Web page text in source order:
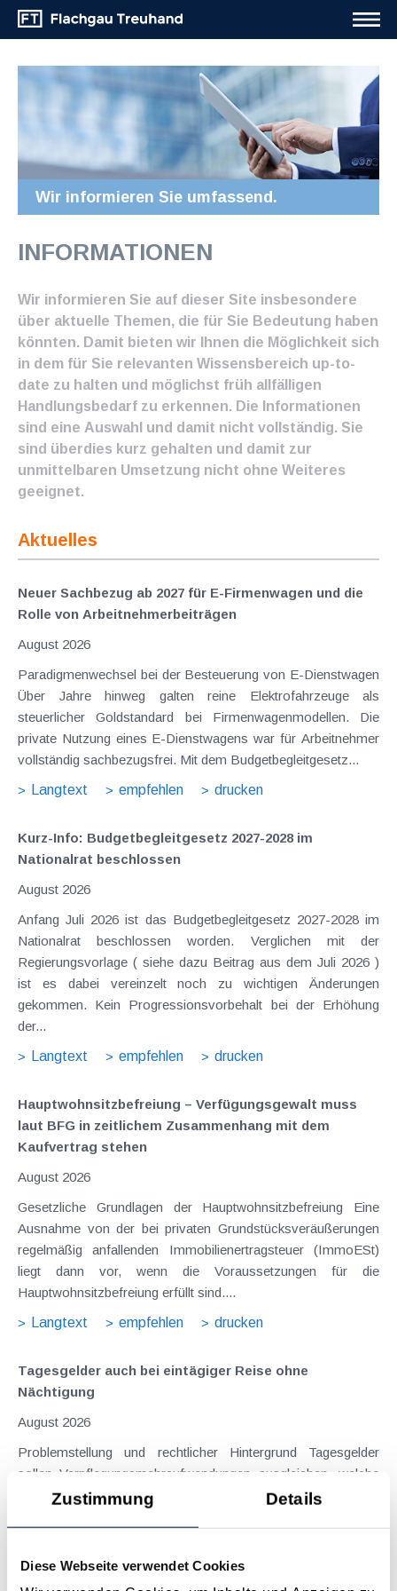
Zustimmung Details
Diese Webseite verwendet Cookies
Wir informieren Sie umfassend.
INFORMATIONEN
Wir informieren Sie auf dieser Site insbesondere
über aktuelle Themen, die für Sie Bedeutung haben
könnten. Damit bieten wir Ihnen die Möglichkeit sich
in dem für Sie relevanten Wissensbereich up-to-
date zu halten und möglichst früh allfälligen
Handlungsbedarf zu erkennen. Die Informationen
sind eine Auswahl und damit nicht vollständig. Sie
sind überdies kurz gehalten und damit zur
unmittelbaren Umsetzung nicht ohne Weiteres
geeignet.
Aktuelles
Neuer Sachbezug ab 2027 für E-Firmenwagen und die
Rolle von Arbeitnehmer​­beiträgen
August 2026
Paradigmenwechsel bei der Besteuerung von E-Dienstwagen
Über Jahre hinweg galten reine Elektrofahrzeuge als
steuerlicher Goldstandard bei Firmenwagenmodellen. Die
private Nutzung eines E-Dienstwagens war für Arbeitnehmer
vollständig sachbezugsfrei. Mit dem Budgetbegleitgesetz...
Langtext
empfehlen drucken
Kurz-Info: Budgetbegleitgesetz 2027-2028 im
Nationalrat beschlossen
August 2026
Anfang Juli 2026 ist das Budgetbegleitgesetz 2027-2028 im
Nationalrat beschlossen worden. Verglichen mit der
Regierungsvorlage ( siehe dazu Beitrag aus dem Juli 2026 )
ist es dabei vereinzelt noch zu wichtigen Änderungen
gekommen. Kein Progressionsvorbehalt bei der Erhöhung
der...
Langtext
empfehlen drucken
Hauptwohnsitz​­befreiung – Verfügungsgewalt muss
laut BFG in zeitlichem Zusammenhang mit dem
Kaufvertrag stehen
August 2026
Gesetzliche Grundlagen der Hauptwohnsitzbefreiung Eine
Ausnahme von der bei privaten Grundstücksveräußerungen
regelmäßig anfallenden Immobilienertragsteuer (ImmoESt)
liegt dann vor, wenn die Voraussetzungen für die
Hauptwohnsitzbefreiung erfüllt sind....
Langtext
empfehlen drucken
Tagesgelder auch bei eintägiger Reise ohne
Nächtigung
August 2026
Problemstellung und rechtlicher Hintergrund Tagesgelder
sollen Verpflegungsmehraufwendungen ausgleichen, welche
im Zuge von Dienstreisen (beruflich bedingten Reisen) durch
Langtext
empfehlen drucken